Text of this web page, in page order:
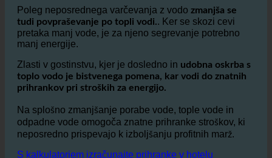
odpadno vodo, ki predstavljajo pomemben stroškovni
dejavnik.
Poleg neposrednega varčevanja z vodozmanjša se
tudi povpraševanje po topli vodi.
pretaka manj vode, je za njeno segrevanje potrebno
manj energije.
Zlasti v gostinstvu, kjer je dosledno in
toplo vodo je bistvenega pomena, kar vodi do znatnih
prihrankov pri stroških za energijo.
Na splošno zmanjšanje porabe vode, tople vode in
odpadne vode omogoča znatne prihranke stroškov, ki